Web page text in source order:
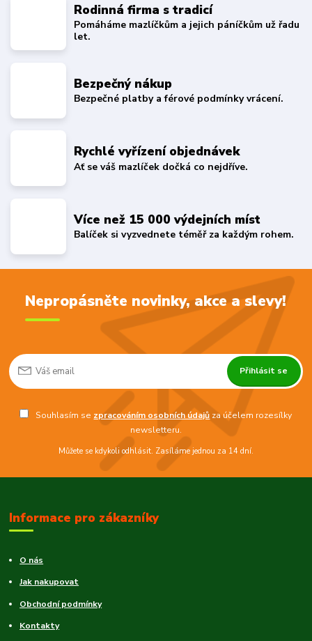
Rodinná firma s tradicí
Pomáháme mazlíčkům a jejich páníčkům už řadu
let.
Bezpečný nákup
Bezpečné platby a férové podmínky vrácení.
Rychlé vyřízení objednávek
Ať se váš mazlíček dočká co nejdříve.
Více než 15 000 výdejních míst
Balíček si vyzvednete téměř za každým rohem.
Nepropásněte novinky, akce a slevy!
Přihlásit se
Souhlasím se zpracováním osobních údajů za účelem rozesílky
newsletteru.
Můžete se kdykoli odhlásit. Zasíláme jednou za 14 dní.
Informace pro zákazníky
O nás
Jak nakupovat
Obchodní podmínky
Kontakty